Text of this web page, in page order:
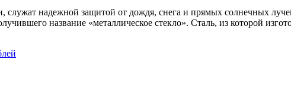
служат надежной защитой от дождя, снега и прямых солнечных
название «металлическое стекло». Сталь, из которой